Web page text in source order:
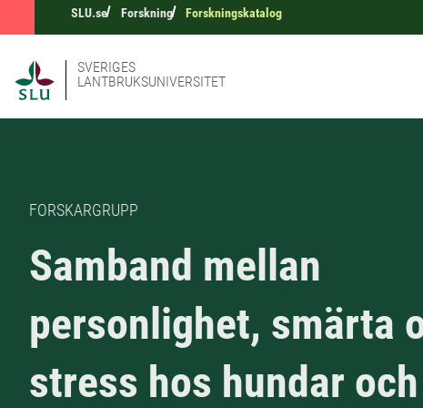
SLU.se Forskning Forskningskatalog
SVERIGES
LANTBRUKSUNIVERSITET
FORSKARGRUPP
Samband mellan
personlighet, smärta
stress hos hundar och